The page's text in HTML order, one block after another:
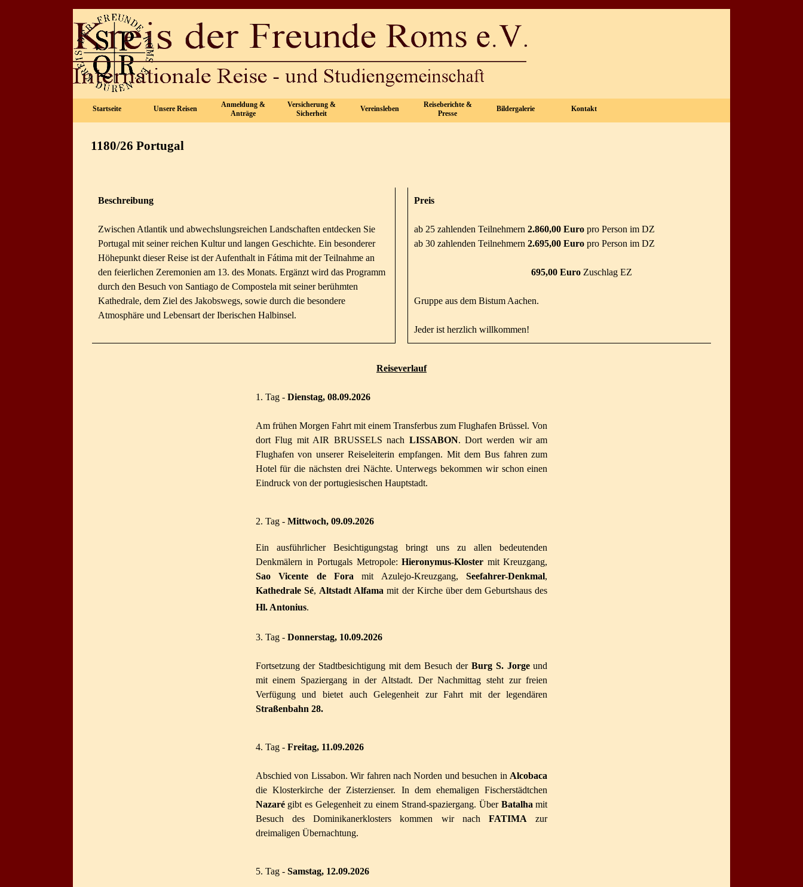
Menü überspringen
Startseite Unsere Reisen ▼
Anmeldung &
Anträge
▼
Versicherung &
Sicherheit
▼
Vereinsleben ▼
Reiseberichte &
Presse
▼
Bildergalerie ▼
Kontakt
1180/26 Portugal
Beschreibung
Zwischen Atlantik und abwechslungsreichen Landschaften entdecken Sie
Portugal mit seiner reichen Kultur und langen Geschichte. Ein besonderer
Höhepunkt dieser Reise ist der Aufenthalt in Fátima mit der Teilnahme an
den feierlichen Zeremonien am 13. des Monats. Ergänzt wird das Programm
durch den Besuch von Santiago de Compostela mit seiner berühmten
Kathedrale, dem Ziel des Jakobswegs, sowie durch die besondere
Atmosphäre und Lebensart der Iberischen Halbinsel.
Preis
ab 25 zahlenden Teilnehmern2.860,00 Euro pro Person im DZ
ab 30 zahlenden Teilnehmern2.695,00 Euro pro Person im DZ
695,00 Euro Zuschlag EZ
Gruppe aus dem Bistum Aachen.
Jeder ist herzlich willkommen!
Reiseverlauf
1. Tag -Dienstag, 08.09.2026
Am frühen Morgen Fahrt mit einem Transferbus zum Flughafen Brüssel. Von
dort Flug mit AIR BRUSSELS nach LISSABON. Dort werden wir am
Flughafen von unserer Reiseleiterin empfangen. Mit dem Bus fahren zum
Hotel für die nächsten drei Nächte. Unterwegs bekommen wir schon einen
Eindruck von der portugiesischen Hauptstadt.
2. Tag - Mittwoch, 09.09.2026
Ein ausführlicher Besichtigungstag bringt uns zu allen bedeutenden
Denkmälern in Portugals Metropole:Hieronymus-Kloster mit Kreuzgang,
Sao Vicente de Fora mit Azulejo-Kreuzgang,Seefahrer-Denkmal,
Kathedrale Sé, Altstadt Alfama mit der Kirche über dem Geburtshaus des
Hl. Antonius.
3. Tag - Donnerstag, 10.09.2026
Fortsetzung der Stadtbesichtigung mit dem Besuch der Burg S. Jorgeund
mit einem Spaziergang in der Altstadt. Der Nachmittag steht zur freien
Verfügung und bietet auch Gelegenheit zur Fahrt mit der legendären
Straßenbahn 28.
4. Tag - Freitag, 11.09.2026
Abschied von Lissabon. Wir fahren nach Norden und besuchen in Alcobaca
die Klosterkirche der Zisterzienser. In dem ehemaligen Fischerstädtchen
Nazarégibt es Gelegenheit zu einem Strand-spaziergang. Über Batalhamit
Besuch des Dominikanerklosters kommen wir nachFATIMA zur
dreimaligen Übernachtung.
5. Tag - Samstag, 12.09.2026